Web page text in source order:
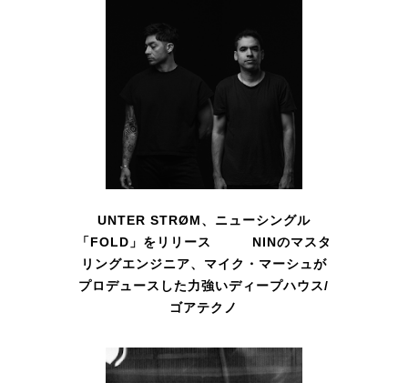
UNTER STRØM、ニューシングル
「FOLD」をリリース NINのマスタ
リングエンジニア、マイク・マーシュが
プロデュースした力強いディープハウス/
ゴアテクノ